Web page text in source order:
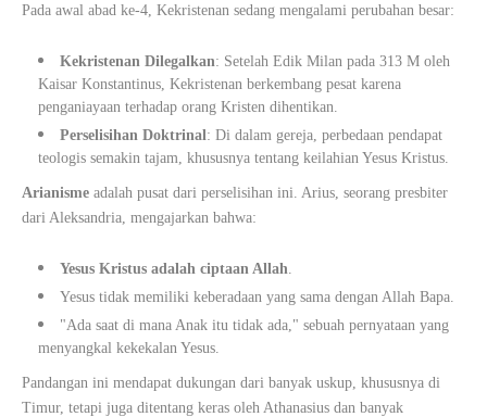
Pada awal abad ke-4, Kekristenan sedang mengalami perubahan besar:
Kekristenan Dilegalkan: Setelah Edik Milan pada 313 M oleh
Kaisar Konstantinus, Kekristenan berkembang pesat karena
penganiayaan terhadap orang Kristen dihentikan.
Perselisihan Doktrinal: Di dalam gereja, perbedaan pendapat
teologis semakin tajam, khususnya tentang keilahian Yesus Kristus.
Arianisme adalah pusat dari perselisihan ini. Arius, seorang presbiter
dari Aleksandria, mengajarkan bahwa:
Yesus Kristus adalah ciptaan Allah
Yesus tidak memiliki keberadaan yang sama dengan Allah Bapa.
"Ada saat di mana Anak itu tidak ada," sebuah pernyataan yang
menyangkal kekekalan Yesus.
Pandangan ini mendapat dukungan dari banyak uskup, khususnya di
Timur, tetapi juga ditentang keras oleh Athanasius dan banyak